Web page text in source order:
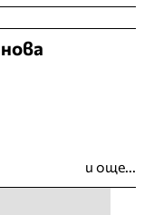
и още...